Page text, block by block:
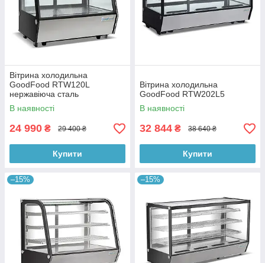
Вітрина холодильна
GoodFood RTW120L
нержавіюча сталь
В наявності
24 990 ₴ 29 400 ₴
Купити
Вітрина холодильна
GoodFood RTW202L5
В наявності
32 844 ₴ 38 640 ₴
Купити
–15% –15%